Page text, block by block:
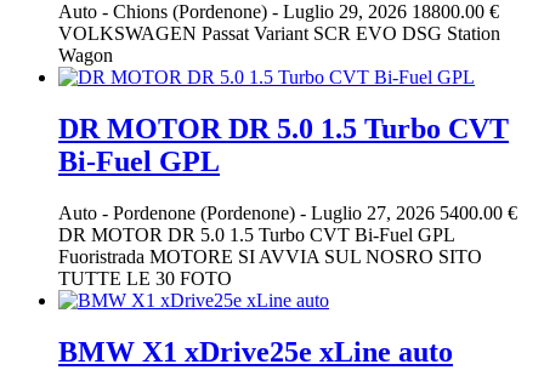
Auto - Chions (Pordenone) - Luglio 29, 2026 18800.00 €
VOLKSWAGEN Passat Variant SCR EVO DSG Station
Wagon
DR MOTOR DR 5.0 1.5 Turbo CVT
Bi-Fuel GPL
Auto - Pordenone (Pordenone) - Luglio 27, 2026 5400.00 €
DR MOTOR DR 5.0 1.5 Turbo CVT Bi-Fuel GPL
Fuoristrada MOTORE SI AVVIA SUL NOSRO SITO
TUTTE LE 30 FOTO
BMW X1 xDrive25e xLine auto